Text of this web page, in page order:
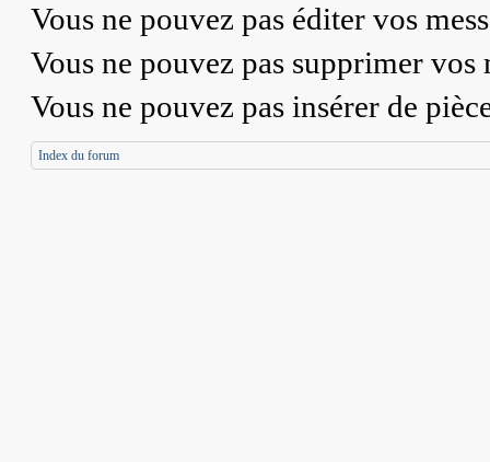
Vous ne pouvez pas éditer vos
Vous ne pouvez pas supprimer vos
Vous ne pouvez pas insérer de
Index du forum